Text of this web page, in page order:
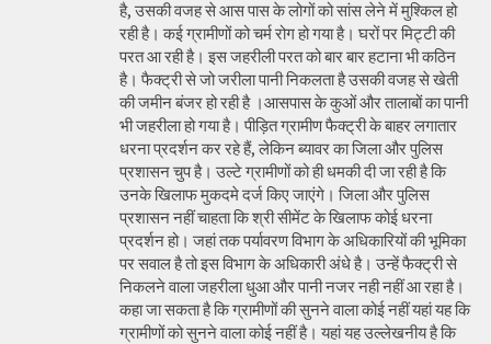
है, उसकी वजह से आस पास के लोगों को सांस लेने में मुश्किल हो
रही है। कई ग्रामीणों को चर्म रोग हो गया है। घरों पर मिट्टी की
परत आ रही है। इस जहरीली परत को बार बार हटाना भी कठिन
है। फैक्ट्री से जो जरीला पानी निकलता है उसकी वजह से खेती
की जमीन बंजर हो रही है ।आसपास के कुओं और तालाबों का पानी
भी जहरीला हो गया है। पीड़ित ग्रामीण फैक्ट्री के बाहर लगातार
धरना प्रदर्शन कर रहे हैं, लेकिन ब्यावर का जिला और पुलिस
प्रशासन चुप है। उल्टे ग्रामीणों को ही धमकी दी जा रही है कि
उनके खिलाफ मुकदमे दर्ज किए जाएंगे। जिला और पुलिस
प्रशासन नहीं चाहता कि श्री सीमेंट के खिलाफ कोई धरना
प्रदर्शन हो। जहां तक पर्यावरण विभाग के अधिकारियों की भूमिका
पर सवाल है तो इस विभाग के अधिकारी अंधे है। उन्हें फैक्ट्री से
निकलने वाला जहरीला धुआ और पानी नजर नही नहीं आ रहा है।
कहा जा सकता है कि ग्रामीणों की सुनने वाला कोई नहीं यहां यह कि
ग्रामीणों को सुनने वाला कोई नहीं है। यहां यह उल्लेखनीय है कि